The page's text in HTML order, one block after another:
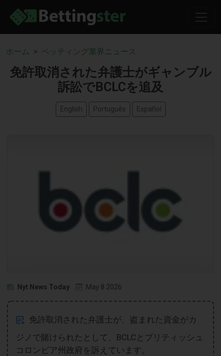
ホーム ベッティング業界ニュース
免許取消された弁護士がギャンブル
訴訟でBCLCを追及
English Português Español
Nyt News Today May 8 2026
免許取消された弁護士が、盗まれた資金がカ
ジノで賭けられたとして、BCLCとブリティッシュ
コロンビア州政府を訴えています。